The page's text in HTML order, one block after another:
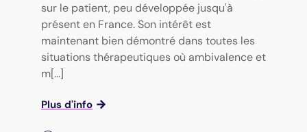
sur le patient, peu développée jusqu'à
présent en France. Son intérêt est
maintenant bien démontré dans toutes les
situations thérapeutiques où ambivalence et
m[...]
Plus d'info